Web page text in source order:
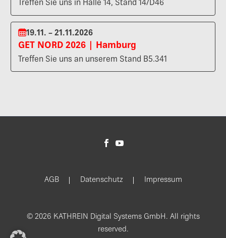
Treffen Sie uns in Halle 14, Stand 14/D46
19.11. – 21.11.2026
GET NORD 2026 | Hamburg
Treffen Sie uns an unserem Stand B5.341
AGB Datenschutz Impressum
© 2026 KATHREIN Digital Systems GmbH. All rights
reserved.